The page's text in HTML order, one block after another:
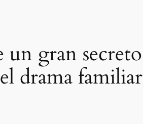
un gran secreto
drama familiar